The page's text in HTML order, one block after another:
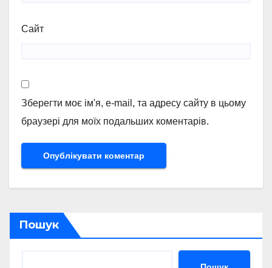
Сайт
Зберегти моє ім'я, e-mail, та адресу сайту в цьому
браузері для моїх подальших коментарів.
Пошук